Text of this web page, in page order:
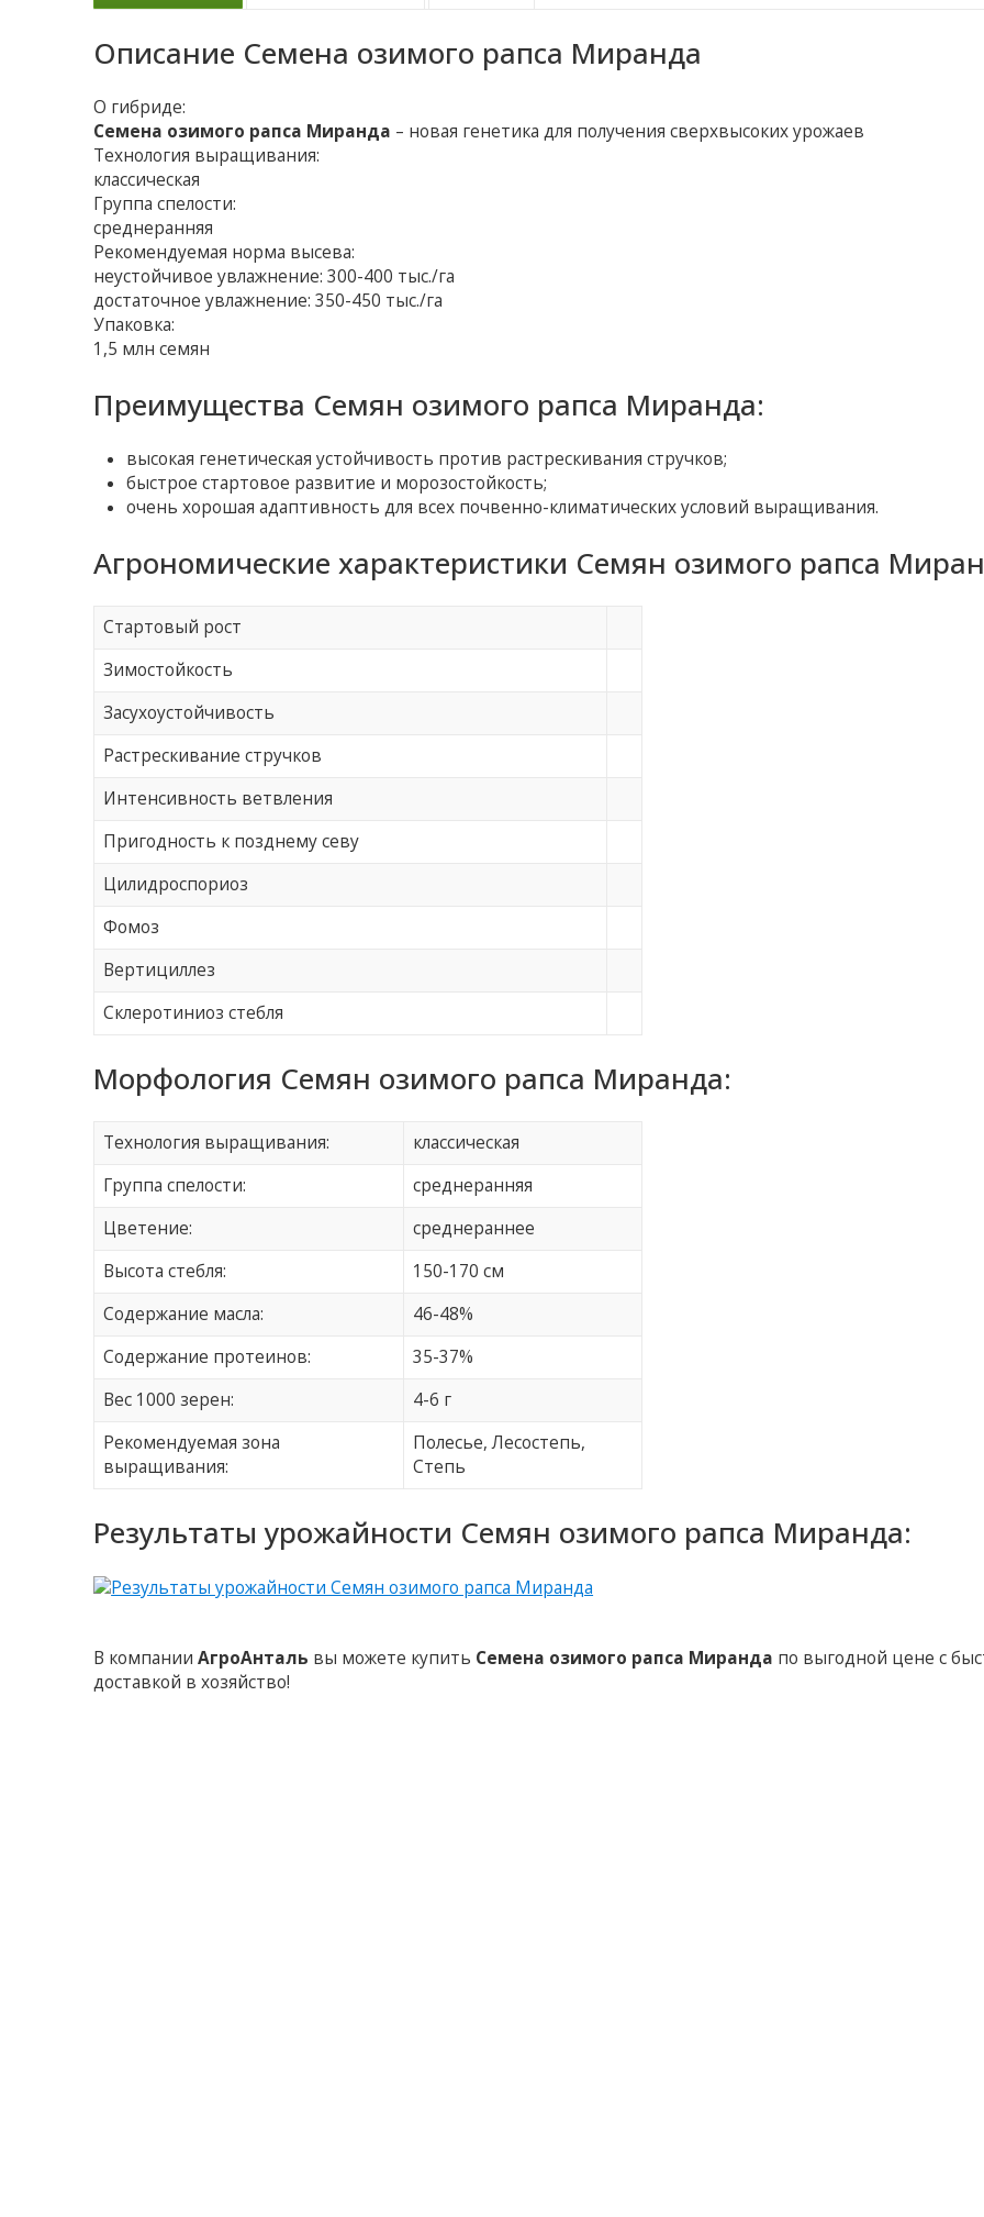
Описание Семена озимого рапса Миранда
О гибриде:
Семена озимого рапса Миранда – новая генетика для получения сверхвысоких урожаев
Технология выращивания:
классическая
Группа спелости:
среднеранняя
Рекомендуемая норма высева:
неустойчивое увлажнение: 300-400 тыс./га
достаточное увлажнение: 350-450 тыс./га
Упаковка:
1,5 млн семян
Преимущества Семян озимого рапса Миранда:
высокая генетическая устойчивость против растрескивания стручков;
быстрое стартовое развитие и морозостойкость;
очень хорошая адаптивность для всех почвенно-климатических условий выращивания.
Агрономические характеристики Семян озимого рапса
Стартовый рост
Зимостойкость
Засухоустойчивость
Растрескивание стручков
Интенсивность ветвления
Пригодность к позднему севу
Цилидроспориоз
Фомоз
Вертициллез
Склеротиниоз стебля
Морфология Семян озимого рапса Миранда:
Технология выращивания:
классическая
Группа спелости:
среднеранняя
Цветение:
среднераннее
Высота стебля:
150-170 см
Содержание масла:
46-48%
Содержание протеинов:
35-37%
Вес 1000 зерен:
4-6 г
Рекомендуемая зона
выращивания:
Полесье, Лесостепь,
Степь
Результаты урожайности Семян озимого рапса Миранда:
В компанииАгроАнталь вы можете купить Семена озимого рапса Миранда по выгодной цене с
доставкой в хозяйство!